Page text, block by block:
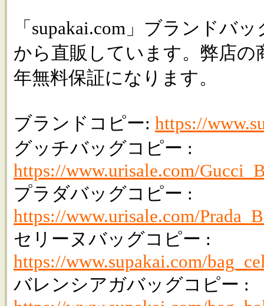
「supakai.com」ブランドバ
から直販しています。弊店の
年無料保証になります。
ブランドコピー: https://
グッチバッグコピー :
https://www.urisale.com/
プラダバッグコピー :
https://www.urisale.com/
セリーヌバッグコピー :
https://www.supakai.com/
バレンシアガバッグコピー :